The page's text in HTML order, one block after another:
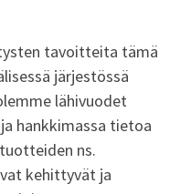
tavoitteita tämä
järjestössä
lähivuodet
hankkimassa tietoa
ns.
kehittyvät ja